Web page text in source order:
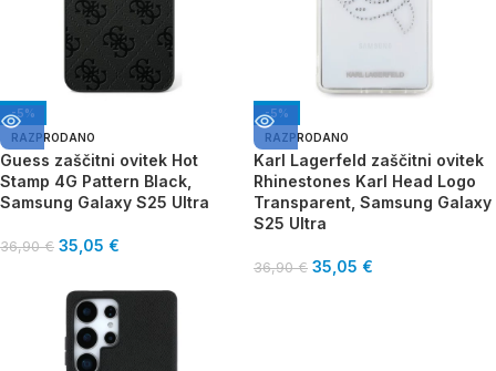
-5%
RAZPRODANO
Guess zaščitni ovitek Hot
Stamp 4G Pattern Black,
Samsung Galaxy S25 Ultra
36,90€ 35,05 €
-5%
RAZPRODANO
Karl Lagerfeld zaščitni ovitek
Rhinestones Karl Head Logo
Transparent, Samsung Galaxy
S25 Ultra
36,90€ 35,05 €